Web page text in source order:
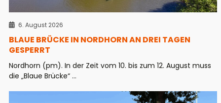
6. August 2026
BLAUE BRÜCKE IN NORDHORN AN DREI TAGEN
GESPERRT
Nordhorn (pm). In der Zeit vom 10. bis zum 12. August muss
die „Blaue Brücke“ ...